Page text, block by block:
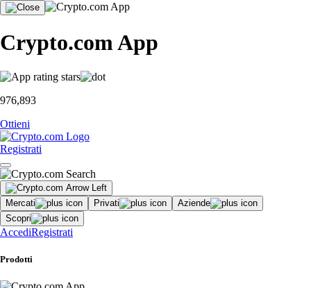
Crypto.com App
976,893
Ottieni
Registrati
Mercati Privati
Aziende
Scopri
AccediRegistrati
Prodotti